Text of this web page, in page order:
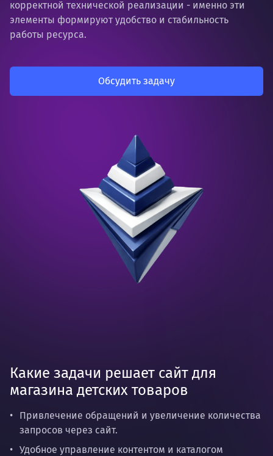
корректной технической реализации - именно эти
элементы формируют удобство и стабильность
работы ресурса.
Обсудить задачу
Какие задачи решает сайт для
магазина детских товаров
Привлечение обращений и увеличение количества
запросов через сайт.
Удобное управление контентом и каталогом